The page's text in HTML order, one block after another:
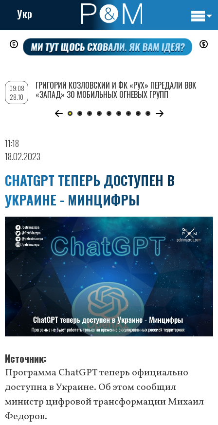
Перейти
содержанию
Укр
11:18
18.02.2023
CHATGPT ТЕПЕРЬ ДОСТУПЕН В
УКРАИНЕ - МИНЦИФРЫ
Источник
Программа ChatGPT теперь официально
доступна в Украине. Об этом сообщил
министр цифровой трансформации Михаил
Федоров.
09:08
28.10
ГРИГОРИЙ КОЗЛОВСКИЙ И ФК «РУХ» ПЕРЕДАЛИ ВВК
«ЗАПАД» 30 МОБИЛЬНЫХ ОГНЕВЫХ ГРУПП